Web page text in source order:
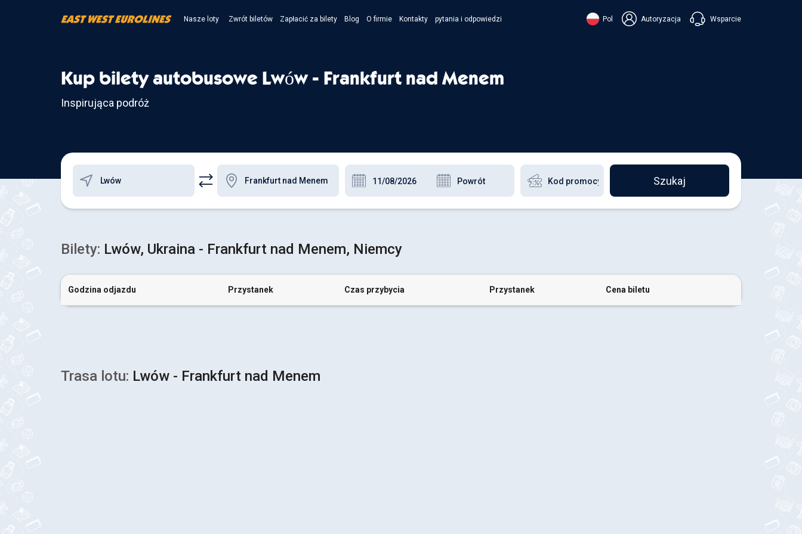
Nasze loty Zwrót biletów Zapłacić za bilety Blog O firmie Kontakty pytania i odpowiedzi Pol Autoryzacja Wsparcie
Czatuj w Messengerze
Kup bilety autobusowe Lwów - Frankfurt nad Menem
Inspirująca podróż
Szukaj
Bilety: Lwów, Ukraina - Frankfurt nad Menem, Niemcy
Godzina odjazdu Przystanek Czas przybycia Przystanek Cena biletu
Trasa lotu: Lwów - Frankfurt nad Menem